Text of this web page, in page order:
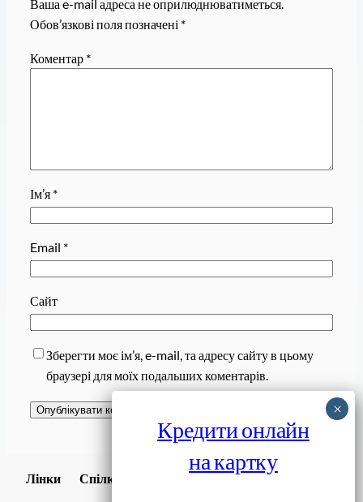
Ваша e-mail адреса не оприлюднюватиметься.
Обов’язкові поля позначені *
Коментар *
Ім’я *
Email *
Сайт
Зберегти моє ім’я, e-mail, та адресу сайту в цьому
браузері для моїх подальших коментарів.
Лінки Спілки
Завантажити
Кредити онлайн
на картку